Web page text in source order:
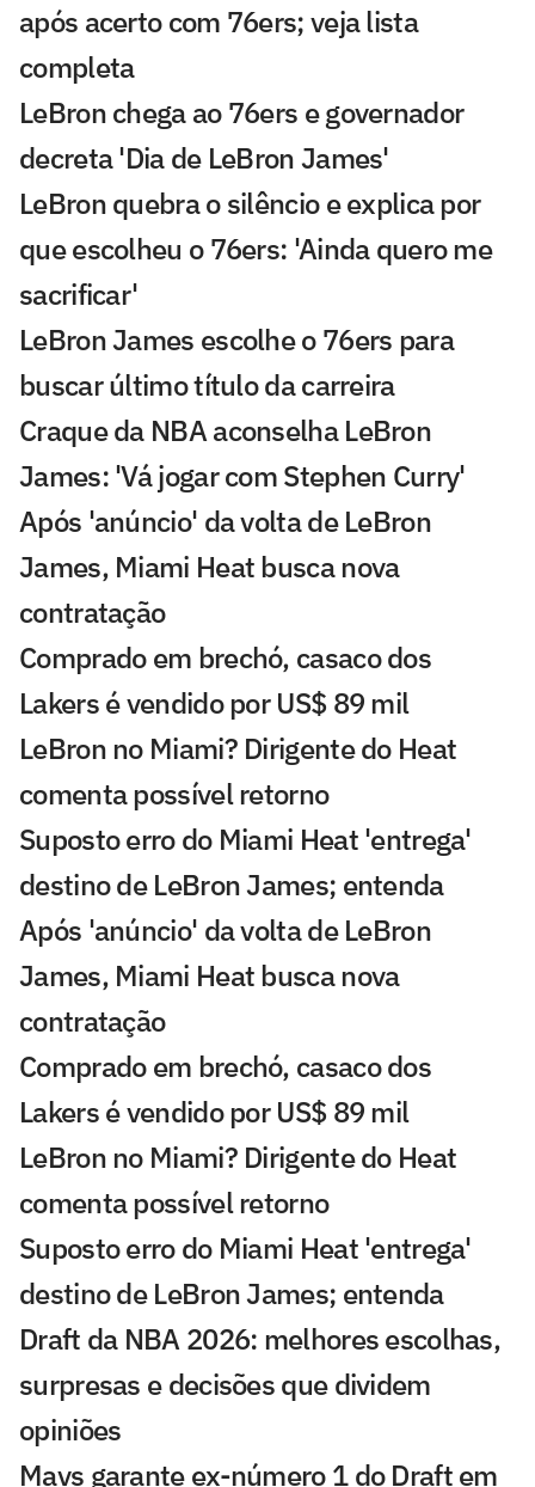
após acerto com 76ers; veja lista
completa
LeBron chega ao 76ers e governador
decreta 'Dia de LeBron James'
LeBron quebra o silêncio e explica por
que escolheu o 76ers: 'Ainda quero me
sacrificar'
LeBron James escolhe o 76ers para
buscar último título da carreira
Craque da NBA aconselha LeBron
James: 'Vá jogar com Stephen Curry'
Após 'anúncio' da volta de LeBron
James, Miami Heat busca nova
contratação
Comprado em brechó, casaco dos
Lakers é vendido por US$ 89 mil
LeBron no Miami? Dirigente do Heat
comenta possível retorno
Suposto erro do Miami Heat 'entrega'
destino de LeBron James; entenda
Após 'anúncio' da volta de LeBron
James, Miami Heat busca nova
contratação
Comprado em brechó, casaco dos
Lakers é vendido por US$ 89 mil
LeBron no Miami? Dirigente do Heat
comenta possível retorno
Suposto erro do Miami Heat 'entrega'
destino de LeBron James; entenda
Draft da NBA 2026: melhores escolhas,
surpresas e decisões que dividem
opiniões
Mavs garante ex-número 1 do Draft em